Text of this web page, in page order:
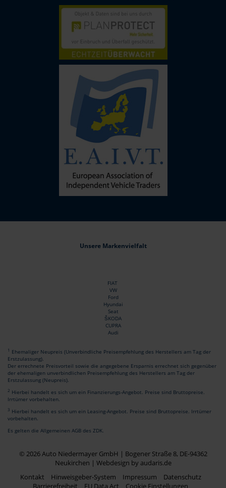
Unsere Markenvielfalt
FIAT
VW
Ford
Hyundai
Seat
ŠKODA
CUPRA
Audi
1 Ehemaliger Neupreis (Unverbindliche Preisempfehlung des Herstellers am Tag der
Erstzulassung).
Der errechnete Preisvorteil sowie die angegebene Ersparnis errechnet sich gegenüber
der ehemaligen unverbindlichen Preisempfehlung des Herstellers am Tag der
Erstzulassung (Neupreis).
2 Hierbei handelt es sich um ein Finanzierungs-Angebot. Preise sind Bruttopreise.
Irrtümer vorbehalten.
3 Hierbei handelt es sich um ein Leasing-Angebot. Preise sind Bruttopreise. Irrtümer
vorbehalten.
Es gelten die Allgemeinen AGB des ZDK.
© 2026 Auto Niedermayer GmbH | Bogener Straße 8, DE-94362
Neukirchen | Webdesign by audaris.de
Kontakt
Hinweisgeber-System Impressum
Datenschutz
Barrierefreiheit
EU Data Act Cookie Einstellungen